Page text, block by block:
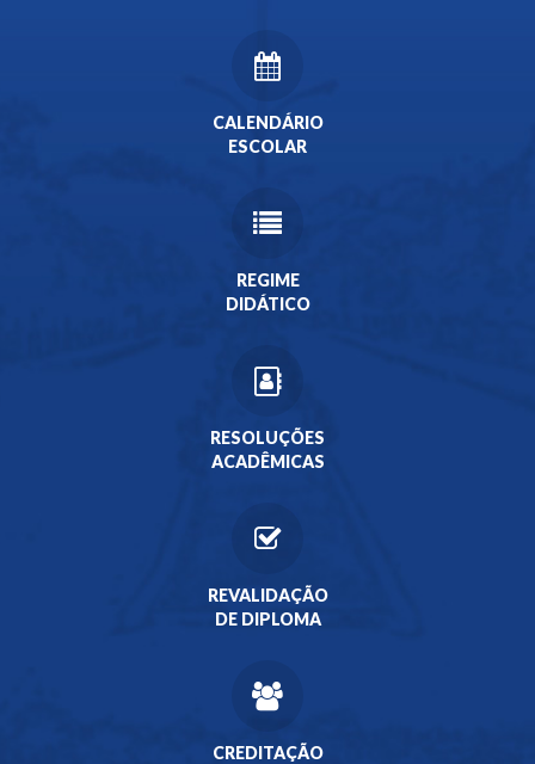
CALENDÁRIO
ESCOLAR
REGIME
DIDÁTICO
RESOLUÇÕES
ACADÊMICAS
REVALIDAÇÃO
DE DIPLOMA
CREDITAÇÃO